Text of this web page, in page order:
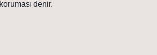
denir.